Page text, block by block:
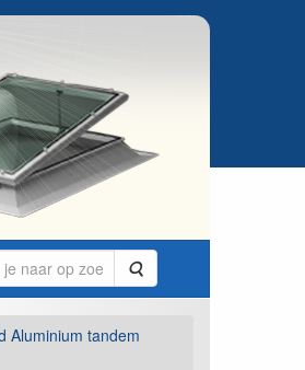
Zoeken
Aluminium tandem